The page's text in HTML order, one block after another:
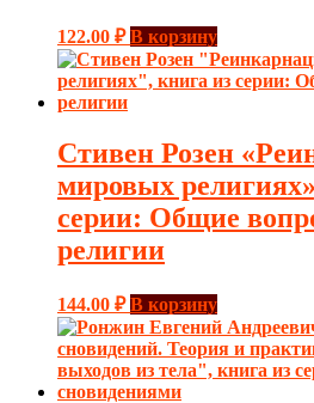
122.00 ₽ В корзину
Стивен Розен
мировых
серии: Общие
религии
144.00 ₽ В корзину